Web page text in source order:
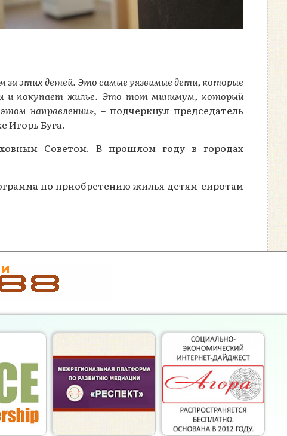
за этих детей. Это самые уязвимые дети, которые
и покупает жилье. Это тот минимум, который
направлении», – подчеркнул председатель
Буга.
Советом. В прошлом году в городах
по приобретению жилья детям-сиротам